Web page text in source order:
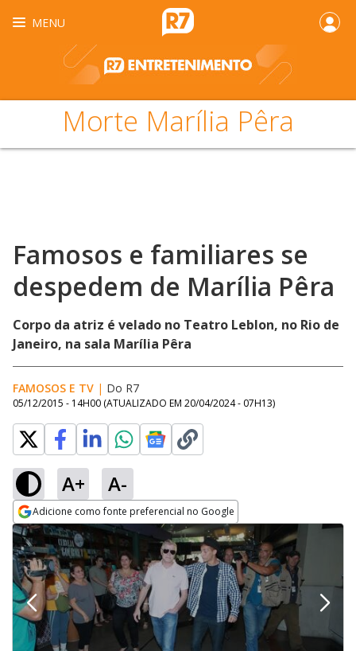
MENU
Morte Marília Pêra
Famosos e familiares se
despedem de Marília Pêra
Corpo da atriz é velado no Teatro Leblon, no Rio de
Janeiro, na sala Marília Pêra
FAMOSOS E TV | Do R7
05/12/2015 - 14H00 (ATUALIZADO EM 20/04/2024 - 07H13)
A+ A-
Adicione como fonte preferencial no Google
Opens in new window